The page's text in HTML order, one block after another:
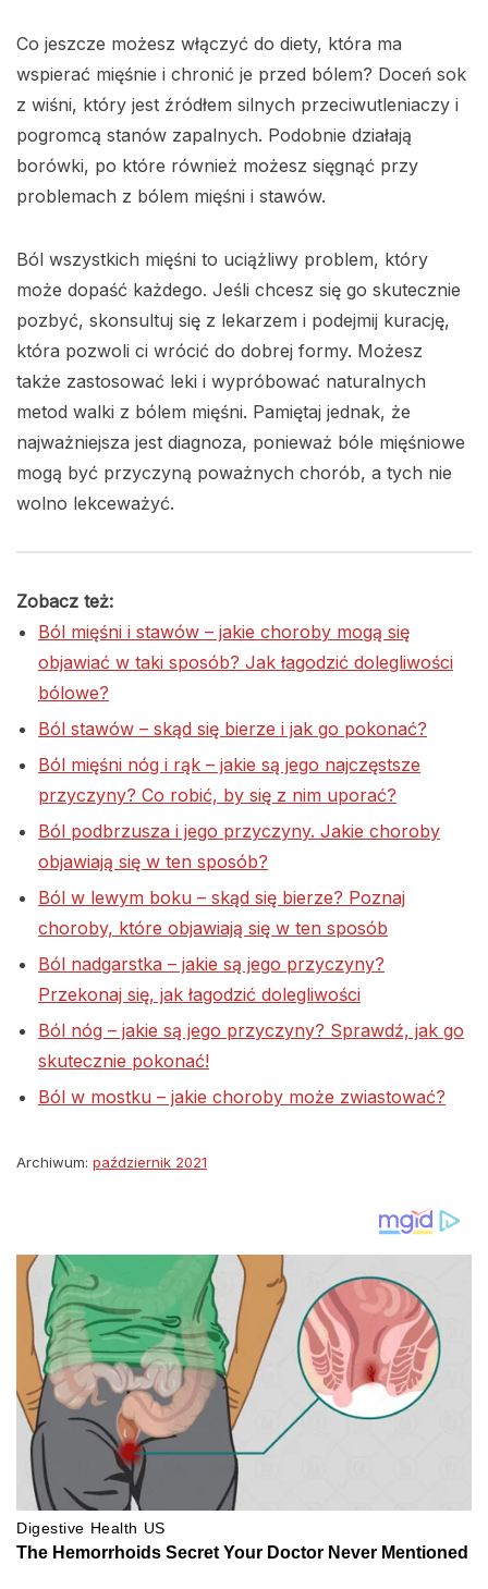
Co jeszcze możesz włączyć do diety, która ma
wspierać mięśnie i chronić je przed bólem? Doceń sok
z wiśni, który jest źródłem silnych przeciwutleniaczy i
pogromcą stanów zapalnych. Podobnie działają
borówki, po które również możesz sięgnąć przy
problemach z bólem mięśni i stawów.
Ból wszystkich mięśni to uciążliwy problem, który
może dopaść każdego. Jeśli chcesz się go skutecznie
pozbyć, skonsultuj się z lekarzem i podejmij kurację,
która pozwoli ci wrócić do dobrej formy. Możesz
także zastosować leki i wypróbować naturalnych
metod walki z bólem mięśni. Pamiętaj jednak, że
najważniejsza jest diagnoza, ponieważ bóle mięśniowe
mogą być przyczyną poważnych chorób, a tych nie
wolno lekceważyć.
Zobacz też:
Ból mięśni i stawów – jakie choroby mogą się
objawiać w taki sposób? Jak łagodzić dolegliwości
bólowe?
Ból stawów – skąd się bierze i jak go pokonać?
Ból mięśni nóg i rąk – jakie są jego najczęstsze
przyczyny? Co robić, by się z nim uporać?
Ból podbrzusza i jego przyczyny. Jakie choroby
objawiają się w ten sposób?
Ból w lewym boku – skąd się bierze? Poznaj
choroby, które objawiają się w ten sposób
Ból nadgarstka – jakie są jego przyczyny?
Przekonaj się, jak łagodzić dolegliwości
Ból nóg – jakie są jego przyczyny? Sprawdź, jak go
skutecznie pokonać!
Ból w mostku – jakie choroby może zwiastować?
Archiwum: październik 2021